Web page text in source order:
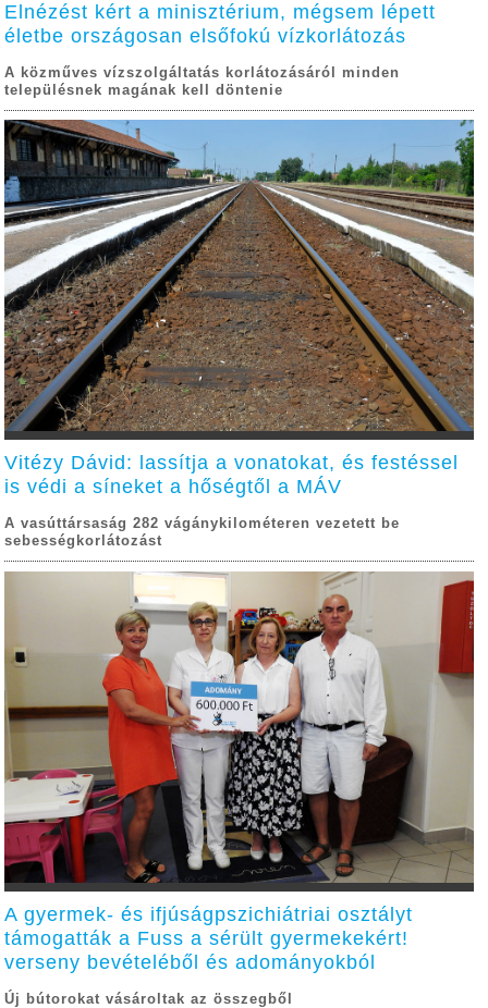
Elnézést kért a minisztérium, mégsem lépett
életbe országosan elsőfokú vízkorlátozás
A közműves vízszolgáltatás korlátozásáról minden
településnek magának kell döntenie
Vitézy Dávid: lassítja a vonatokat, és festéssel
is védi a síneket a hőségtől a MÁV
A vasúttársaság 282 vágánykilométeren vezetett be
sebességkorlátozást
A gyermek- és ifjúságpszichiátriai osztályt
támogatták a Fuss a sérült gyermekekért!
verseny bevételéből és adományokból
Új bútorokat vásároltak az összegből